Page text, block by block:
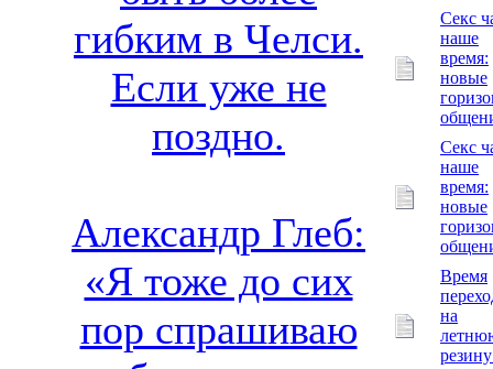
гибким в Челси.
Если уже не
поздно.
Александр Глеб:
«Я тоже до сих
пор спрашиваю
Секс
наше
время:
новые
Секс
наше
время:
новые
Время
на